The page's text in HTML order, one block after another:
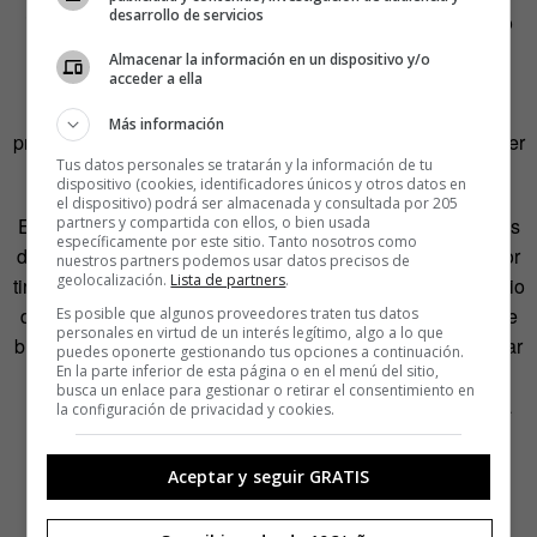
incendio en una penitenciaría de Honduras deja un rastro
de cientos de muertos, y de muchos más desaparecidos.
Los reclusos ven aquí su mejor opción para comenzar de
nuevo, pues sus engrasados contactos con el hampa les
proveerán de documentación fresca. Algunos querrán volver
con sus esposas y familias… Otros no.
El pack para un neovivo se compone de pasaporte, tarjetas
de crédito, publicación de esquelas en los diarios de mayor
tirada, una visita a un cirujano plástico de confianza (cambio
de huellas dactilares y retoques faciales) y un buen fajo de
billetes. Podemos ir ahorrando durante toda la vida para dar
el cambiazo al cumplir… digamos 60. Es una modalidad
más drástica que el típico plan de pensiones, y frente a la
actual volatilidad de los mercados no parece una opción
descabellada, después de todo..
Es preciso leer minuciosamente las noticias en busca de
desarrollo de servicios
Almacenar la información en un dispositivo y/o
acceder a ella
Más información
Tus datos personales se tratarán y la información de tu
dispositivo (cookies, identificadores únicos y otros datos en
el dispositivo) podrá ser almacenada y consultada por 205
partners y compartida con ellos, o bien usada
específicamente por este sitio. Tanto nosotros como
nuestros partners podemos usar datos precisos de
geolocalización. Lista de partners.
Es posible que algunos proveedores traten tus datos
personales en virtud de un interés legítimo, algo a lo que
puedes oponerte gestionando tus opciones a continuación.
En la parte inferior de esta página o en el menú del sitio,
busca un enlace para gestionar o retirar el consentimiento en
la configuración de privacidad y cookies.
Aceptar y seguir GRATIS